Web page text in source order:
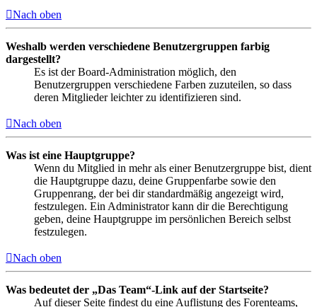
Nach oben
Weshalb werden verschiedene Benutzergruppen farbig
dargestellt?
Es ist der Board-Administration möglich, den
Benutzergruppen verschiedene Farben zuzuteilen, so dass
deren Mitglieder leichter zu identifizieren sind.
Nach oben
Was ist eine Hauptgruppe?
Wenn du Mitglied in mehr als einer Benutzergruppe bist, dient
die Hauptgruppe dazu, deine Gruppenfarbe sowie den
Gruppenrang, der bei dir standardmäßig angezeigt wird,
festzulegen. Ein Administrator kann dir die Berechtigung
geben, deine Hauptgruppe im persönlichen Bereich selbst
festzulegen.
Nach oben
Was bedeutet der „Das Team“-Link auf der Startseite?
Auf dieser Seite findest du eine Auflistung des Forenteams,